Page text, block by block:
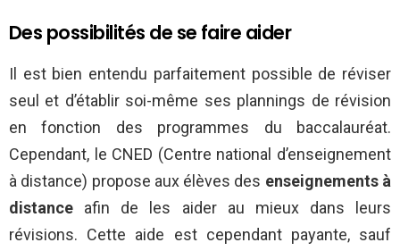
Des possibilités de se faire aider
Il est bien entendu parfaitement possible de réviser
seul et d’établir soi-même ses plannings de révision
en fonction des programmes du baccalauréat.
Cependant, le CNED (Centre national d’enseignement
à distance) propose aux élèves des enseignements à
distance afin de les aider au mieux dans leurs
révisions. Cette aide est cependant payante, sauf